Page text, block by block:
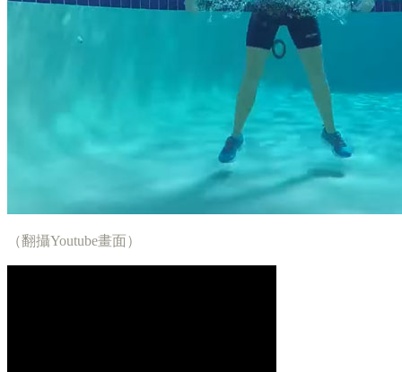
（翻攝Youtube畫面）